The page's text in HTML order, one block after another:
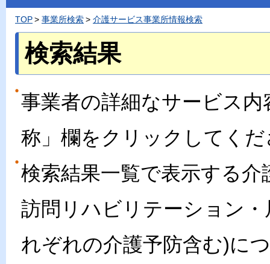
TOP 事業所検索 介護サービス事業所情報検索
検索結果
事業者の詳細なサービス
称」欄をクリックしてく
検索結果一覧で表示する
訪問リハビリテーション
れぞれの介護予防含む)に